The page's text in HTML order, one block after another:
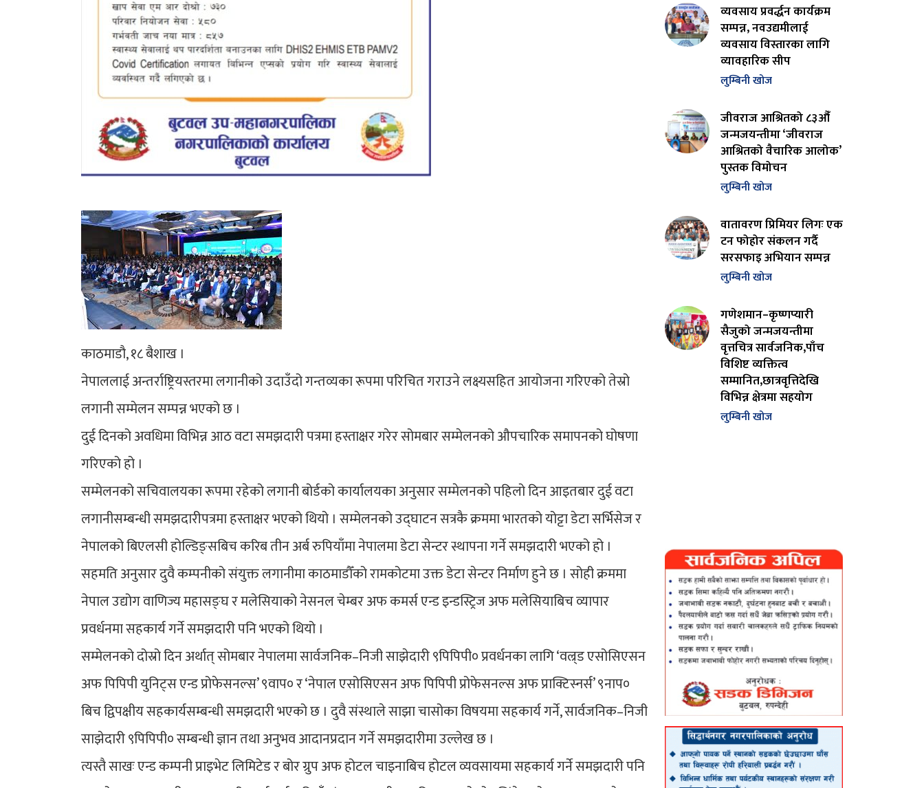
काठमाडौ, १८ बैशाख ।
नेपाललाई अन्तर्राष्ट्रियस्तरमा लगानीको उदाउँदो गन्तव्यका रूपमा परिचित गराउने लक्ष्यसहित आयोजना गरिएको तेस्रो
लगानी सम्मेलन सम्पन्न भएको छ ।
दुई दिनको अवधिमा विभिन्न आठ वटा समझदारी पत्रमा हस्ताक्षर गरेर सोमबार सम्मेलनको औपचारिक समापनको घोषणा
गरिएको हो ।
सम्मेलनको सचिवालयका रूपमा रहेको लगानी बोर्डको कार्यालयका अनुसार सम्मेलनको पहिलो दिन आइतबार दुई वटा
लगानीसम्बन्धी समझदारीपत्रमा हस्ताक्षर भएको थियो । सम्मेलनको उद्घाटन सत्रकै क्रममा भारतको योट्टा डेटा सर्भिसेज र
नेपालको बिएलसी होल्डिङ्सबिच करिब तीन अर्ब रुपियाँमा नेपालमा डेटा सेन्टर स्थापना गर्ने समझदारी भएको हो ।
सहमति अनुसार दुवै कम्पनीको संयुक्त लगानीमा काठमाडौँको रामकोटमा उक्त डेटा सेन्टर निर्माण हुने छ । सोही क्रममा
नेपाल उद्योग वाणिज्य महासङ्घ र मलेसियाको नेसनल चेम्बर अफ कमर्स एन्ड इन्डस्ट्रिज अफ मलेसियाबिच व्यापार
प्रवर्धनमा सहकार्य गर्ने समझदारी पनि भएको थियो ।
सम्मेलनको दोस्रो दिन अर्थात् सोमबार नेपालमा सार्वजनिक–निजी साझेदारी ९पिपिपी० प्रवर्धनका लागि ‘वल्र्ड एसोसिएसन
अफ पिपिपी युनिट्स एन्ड प्रोफेसनल्स’ ९वाप० र ‘नेपाल एसोसिएसन अफ पिपिपी प्रोफेसनल्स अफ प्राक्टिस्नर्स’ ९नाप०
बिच द्विपक्षीय सहकार्यसम्बन्धी समझदारी भएको छ । दुवै संस्थाले साझा चासोका विषयमा सहकार्य गर्ने, सार्वजनिक–निजी
साझेदारी ९पिपिपी० सम्बन्धी ज्ञान तथा अनुभव आदानप्रदान गर्ने समझदारीमा उल्लेख छ ।
त्यस्तै साखः एन्ड कम्पनी प्राइभेट लिमिटेड र बोर ग्रुप अफ होटल चाइनाबिच होटल व्यवसायमा सहकार्य गर्ने समझदारी पनि
व्यवसाय प्रवर्द्धन कार्यक्रम
सम्पन्न, नवउद्यमीलाई
व्यवसाय विस्तारका लागि
व्यावहारिक सीप
लुम्बिनी खोज
जीवराज आश्रितको ८३औँ
जन्मजयन्तीमा ‘जीवराज
आश्रितको वैचारिक आलोक’
पुस्तक विमोचन
लुम्बिनी खोज
वातावरण प्रिमियर लिगः एक
टन फोहोर संकलन गर्दै
सरसफाइ अभियान सम्पन्न
लुम्बिनी खोज
गणेशमान–कृष्णप्यारी
सैजुको जन्मजयन्तीमा
वृत्तचित्र सार्वजनिक,पाँच
विशिष्ट व्यक्तित्व
सम्मानित,छात्रवृत्तिदेखि
विभिन्न क्षेत्रमा सहयोग
लुम्बिनी खोज